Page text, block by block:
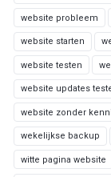
website probleem
website starten
website testen
website updates
website zonder
wekelijkse backup
witte pagina website